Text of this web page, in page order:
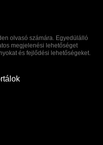
olvasó számára. Egyedülálló
megjelenési lehetőséget
és fejlődési lehetőségeket.